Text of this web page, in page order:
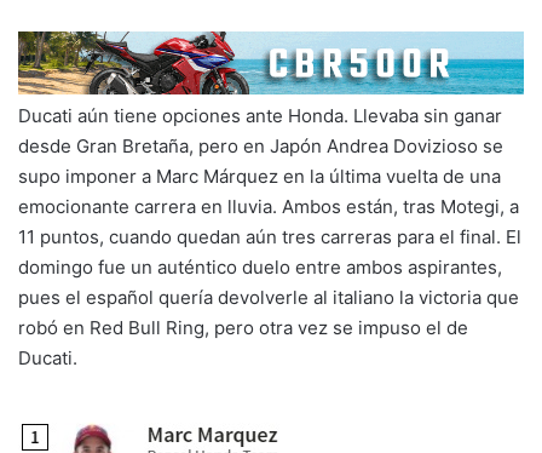
Ducati aún tiene opciones ante Honda. Llevaba sin ganar
desde Gran Bretaña, pero en Japón Andrea Dovizioso se
supo imponer a Marc Márquez en la última vuelta de una
emocionante carrera en lluvia. Ambos están, tras Motegi, a
11 puntos, cuando quedan aún tres carreras para el final. El
domingo fue un auténtico duelo entre ambos aspirantes,
pues el español quería devolverle al italiano la victoria que
robó en Red Bull Ring, pero otra vez se impuso el de
Ducati.